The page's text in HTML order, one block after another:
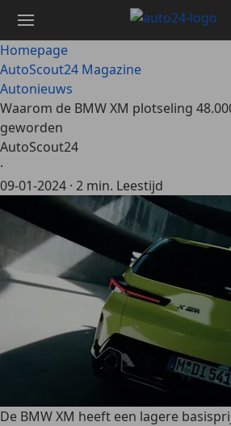
naar
hoofdinhoud
Homepage
AutoScout24 Magazine
Autonieuws
Waarom de BMW XM plotseling
geworden
AutoScout24
·
09-01-2024 · 2 min. Leestijd
De BMW XM heeft een lagere